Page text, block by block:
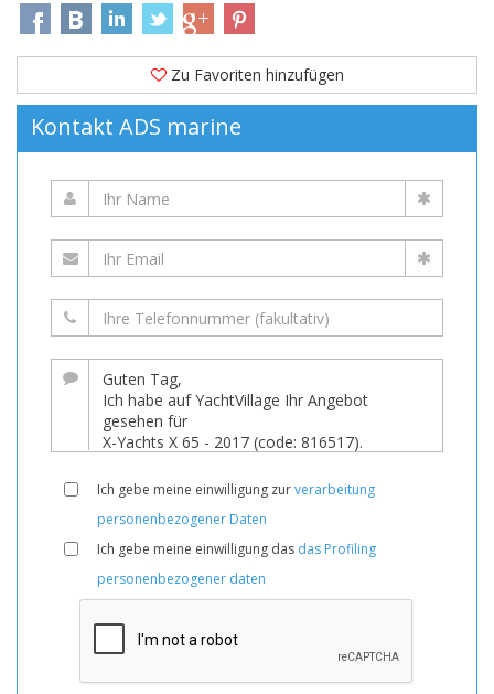
Zu Favoriten hinzufügen
Kontakt ADS marine
Ich gebe meine einwilligung zurverarbeitung
personenbezogener Daten
Ich gebe meine einwilligung das das Profiling
personenbezogener daten